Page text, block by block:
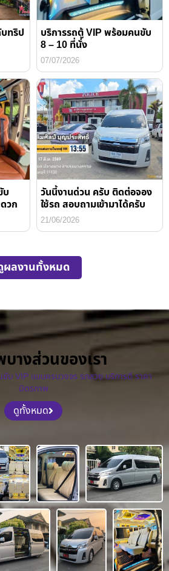
ทริป
บริการรถตู้ VIP พร้อมคนขับ
8 – 10 ที่นั่ง
07/07/2026
บ
วก
วันนี้งานด่วน ครับ ติดต่อจอง
ใช้รถ สอบถามเข้ามาได้ครับ
21/06/2026
ผลงานทั้งหมด
างส่วนของเรา
บ VIP แบบครบวงจร รถสวย บริการดี ราคา
มิตรภาพ
ดูทั้งหมด